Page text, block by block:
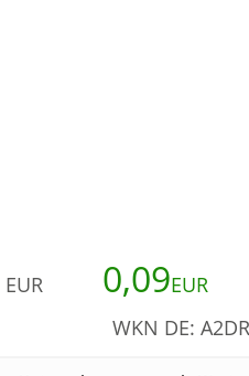
EUR 0,09EUR
WKN DE: